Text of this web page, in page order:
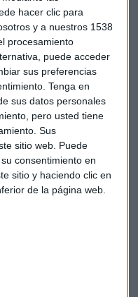
hacer clic para
y a nuestros 1538
procesamiento
puede acceder
sus preferencias
Tenga en
sus datos personales
pero usted tiene
Sus
sitio web. Puede
consentimiento en
sitio y haciendo clic en
de la página web.
pueden acceder a
y 9 de cada 10
más allá del
son los
para el 84% de los
(54%), seguro
(57%), entre
la consultoría es
bienestar,